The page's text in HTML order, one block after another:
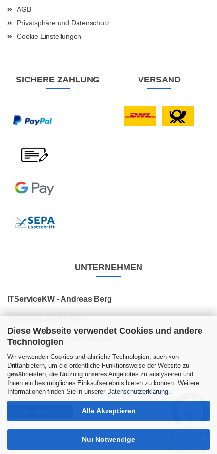
Diese Webseite verwendet Cookies und andere
Technologien
Wir verwenden Cookies und ähnliche Technologien, auch von
Drittanbietern, um die ordentliche Funktionsweise der Website zu
gewährleisten, die Nutzung unseres Angebotes zu analysieren und
Ihnen ein bestmögliches Einkaufserlebnis bieten zu können. Weitere
Informationen finden Sie in unserer Datenschutzerklärung
Alle Akzeptieren
Nur Notwendige
AGB
Privatsphäre und Datenschutz
Cookie Einstellungen
SICHERE ZAHLUNG VERSAND
UNTERNEHMEN
ITServiceKW - Andreas Berg
15711 Königs Wusterhausen
Tel: +49 (0) 176 34 24 10 44
E-Mail: post@itservicekw.store